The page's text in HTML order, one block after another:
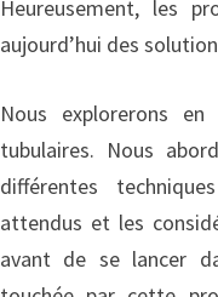
Heureusement, les
aujourd’hui des
Nous explorerons
tubulaires. Nous
différentes
attendus et les
avant de se lancer